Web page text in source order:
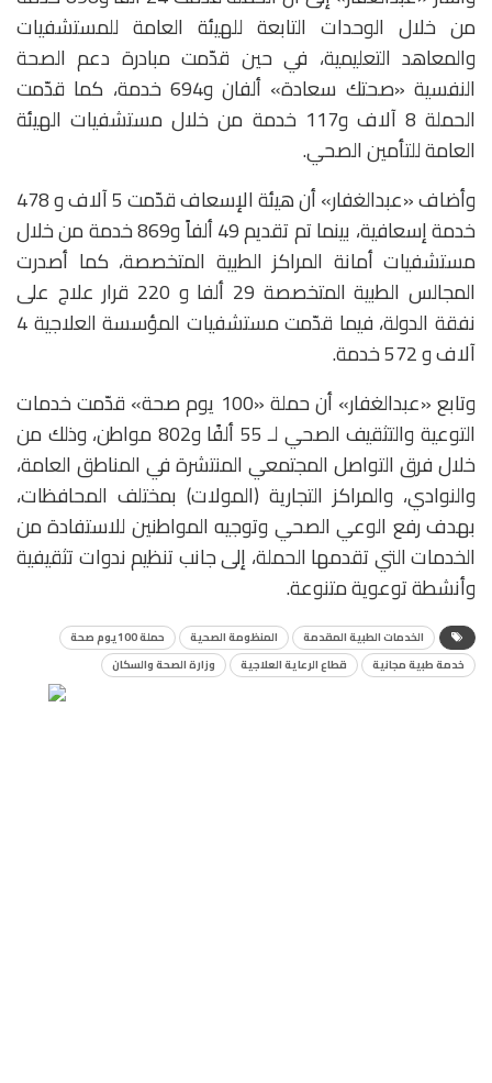
من خلال الوحدات التابعة للهيئة العامة للمستشفيات
والمعاهد التعليمية، في حين قدّمت مبادرة دعم الصحة
النفسية «صحتك سعادة» ألفان و694 خدمة، كما قدّمت
الحملة 8 آلاف و117 خدمة من خلال مستشفيات الهيئة
العامة للتأمين الصحي.
وأضاف «عبدالغفار» أن هيئة الإسعاف قدّمت 5 آلاف و 478
خدمة إسعافية، بينما تم تقديم 49 ألفاً و869 خدمة من خلال
مستشفيات أمانة المراكز الطبية المتخصصة، كما أصدرت
المجالس الطبية المتخصصة 29 ألفا و 220 قرار علاج على
نفقة الدولة، فيما قدّمت مستشفيات المؤسسة العلاجية 4
آلاف و 572 خدمة.
وتابع «عبدالغفار» أن حملة «100 يوم صحة» قدّمت خدمات
التوعية والتثقيف الصحي لـ 55 ألفًا و802 مواطن، وذلك من
خلال فرق التواصل المجتمعي المنتشرة في المناطق العامة،
والنوادي، والمراكز التجارية (المولات) بمختلف المحافظات،
بهدف رفع الوعي الصحي وتوجيه المواطنين للاستفادة من
الخدمات التي تقدمها الحملة، إلى جانب تنظيم ندوات تثقيفية
وأنشطة توعوية متنوعة.
الخدمات الطبية المقدمة المنظومة الصحية
حملة 100يوم صحة
خدمة طبية مجانية
قطاع الرعاية العلاجية وزارة الصحة والسكان